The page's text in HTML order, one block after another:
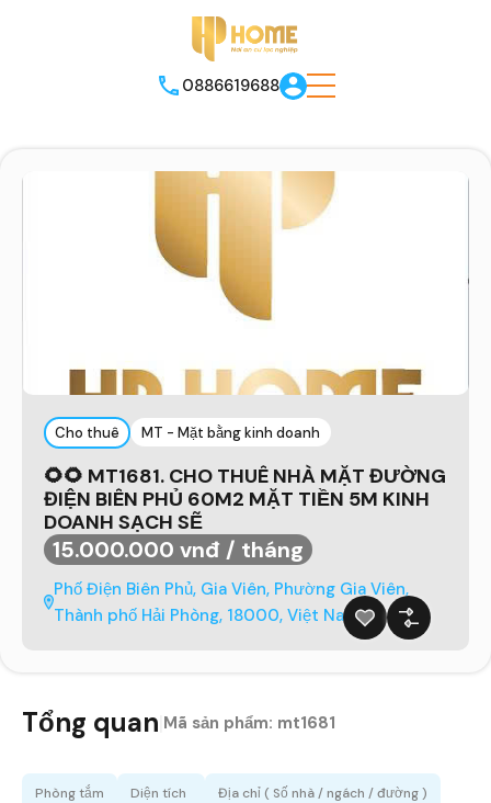
0886619688
Cho thuê MT - Mặt bằng kinh doanh
🌻🌻 MT1681. CHO THUÊ NHÀ MẶT ĐƯỜNG
ĐIỆN BIÊN PHỦ 60M2 MẶT TIỀN 5M KINH
DOANH SẠCH SẼ
15.000.000 vnđ / tháng
Phố Điện Biên Phủ, Gia Viên, Phường Gia Viên,
Thành phố Hải Phòng, 18000, Việt Nam
Tổng quan Mã sản phẩm: mt1681
Phòng tắm
Diện tích
Địa chỉ ( Số nhà / ngách / đường )